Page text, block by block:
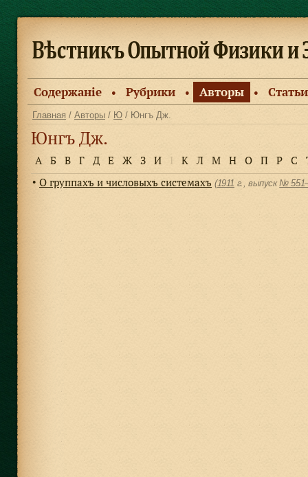
Содержанiе ● Рубрики ● Авторы ● Статьи
Главная / Авторы / Ю / Юнгъ Дж.
Юнгъ Дж.
А Б В Г Д Е Ж З И І К Л М Н О П Р С
● О группахъ и числовыхъ системахъ (1911 г., выпуск№